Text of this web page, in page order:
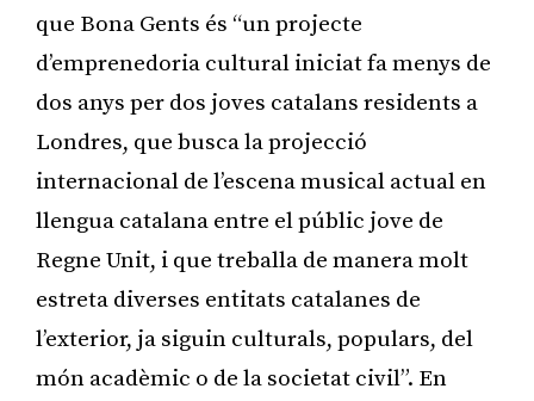
que Bona Gents és “un projecte
d’emprenedoria cultural iniciat fa menys de
dos anys per dos joves catalans residents a
Londres, que busca la projecció
internacional de l’escena musical actual en
llengua catalana entre el públic jove de
Regne Unit, i que treballa de manera molt
estreta diverses entitats catalanes de
l’exterior, ja siguin culturals, populars, del
món acadèmic o de la societat civil”. En